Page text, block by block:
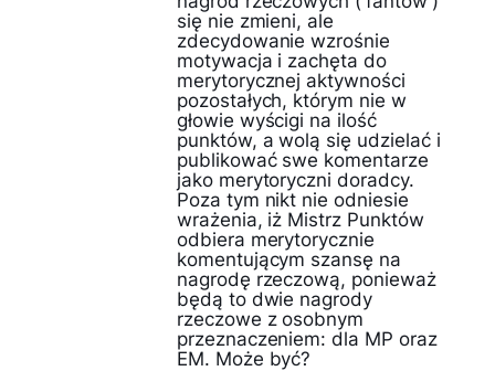
się nie zmieni, ale
zdecydowanie wzrośnie
motywacja i zachęta do
merytorycznej aktywności
pozostałych, którym nie w
głowie wyścigi na ilość
punktów, a wolą się udzielać i
publikować swe komentarze
jako merytoryczni doradcy.
Poza tym nikt nie odniesie
wrażenia, iż Mistrz Punktów
odbiera merytorycznie
komentującym szansę na
nagrodę rzeczową, ponieważ
będą to dwie nagrody
rzeczowe z osobnym
przeznaczeniem: dla MP oraz
EM. Może być?